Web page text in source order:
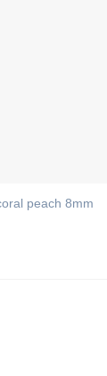
peach 8mm